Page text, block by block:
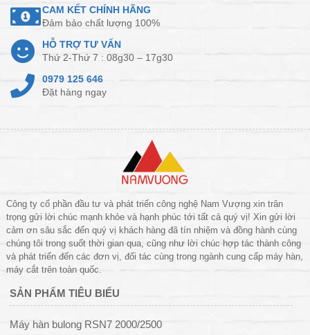
CAM KẾT CHÍNH HÃNG
Đảm bảo chất lượng 100%
HỖ TRỢ TƯ VẤN
Thứ 2-Thứ 7 : 08g30 – 17g30
0979 125 646
Đặt hàng ngay
Công ty cổ phần đầu tư và phát triển công nghệ Nam Vượng xin trân
trọng gửi lời chúc mạnh khỏe và hạnh phúc tới tất cả quý vị! Xin gửi lời
cảm ơn sâu sắc đến quý vị khách hàng đã tín nhiệm và đồng hành cùng
chúng tôi trong suốt thời gian qua, cũng như lời chúc hợp tác thành công
và phát triển đến các đơn vị, đối tác cùng trong ngành cung cấp máy hàn,
máy cắt trên toàn quốc.
SẢN PHẨM TIÊU BIỂU
Máy hàn bulong RSN7 2000/2500